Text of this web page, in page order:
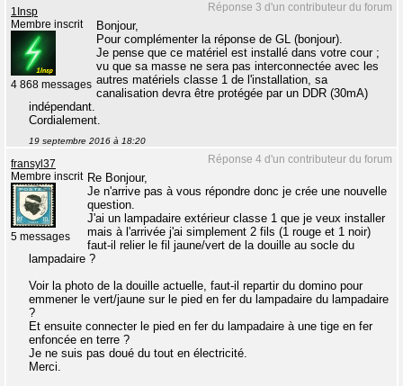
Réponse 3 d'un contributeur du forum
1Insp
Membre inscrit
4 868 messages
Bonjour,
Pour complémenter la réponse de GL (bonjour).
Je pense que ce matériel est installé dans votre cour ;
vu que sa masse ne sera pas interconnectée avec les
autres matériels classe 1 de l'installation, sa
canalisation devra être protégée par un DDR (30mA)
indépendant.
Cordialement.
19 septembre 2016 à 18:20
Réponse 4 d'un contributeur du forum
fransyl37
Membre inscrit
5 messages
Re Bonjour,
Je n'arrive pas à vous répondre donc je crée une nouvelle
question.
J'ai un lampadaire extérieur classe 1 que je veux installer
mais à l'arrivée j'ai simplement 2 fils (1 rouge et 1 noir)
faut-il relier le fil jaune/vert de la douille au socle du
lampadaire ?
Voir la photo de la douille actuelle, faut-il repartir du domino pour
emmener le vert/jaune sur le pied en fer du lampadaire du lampadaire
?
Et ensuite connecter le pied en fer du lampadaire à une tige en fer
enfoncée en terre ?
Je ne suis pas doué du tout en électricité.
Merci.